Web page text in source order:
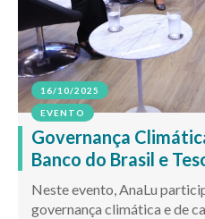
16/10/2025
EVENTO
Governança
Banco do Brasil e
Neste evento, AnaLu
governança climática e de